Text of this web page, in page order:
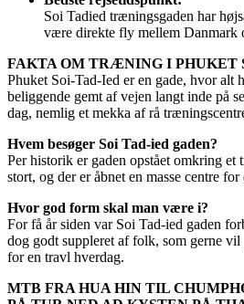
Soi Tadied træningsgaden har
være direkte fly mellem Danmark
FAKTA OM TRÆNING I PHUKET
Phuket Soi-Tad-Ied er en gade, hvor alt
beliggende gemt af vejen langt inde på
dag, nemlig et mekka af rå
Hvem besøger Soi Tad-ied gaden?
Per historik er gaden opstået omkring
stort, og der er åbnet en masse centre
Hvor god form skal man være i?
For få år siden var Soi Tad-ied gaden
dog godt suppleret af folk, som gerne
for en travl hverdag.
MTB FRA HUA HIN TIL